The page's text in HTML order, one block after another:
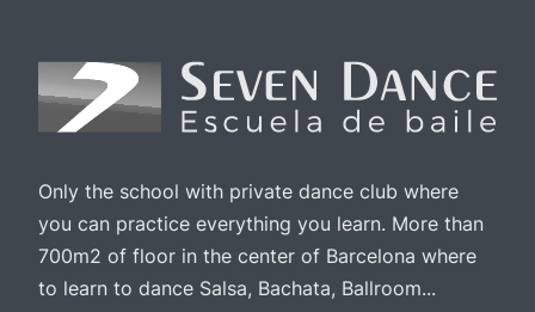
Only the school with private dance club where
you can practice everything you learn. More than
700m2 of floor in the center of Barcelona where
to learn to dance Salsa, Bachata, Ballroom...